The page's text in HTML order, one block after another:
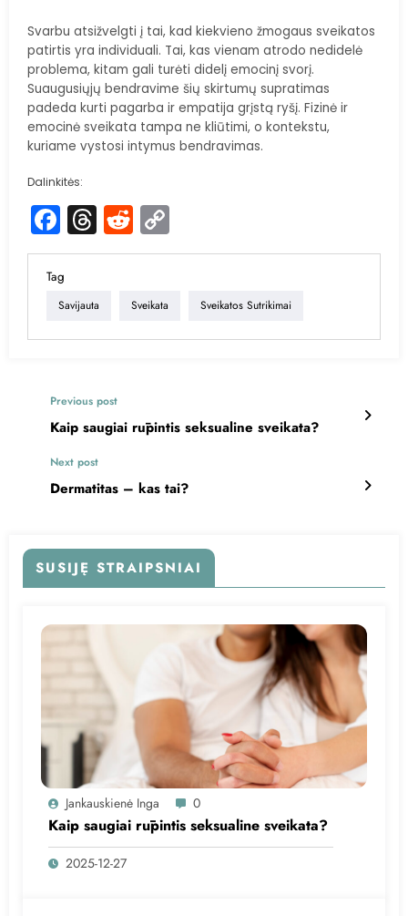
Svarbu atsižvelgti į tai, kad kiekvieno žmogaus sveikatos
patirtis yra individuali. Tai, kas vienam atrodo nedidelė
problema, kitam gali turėti didelį emocinį svorį.
Suaugusiųjų bendravime šių skirtumų supratimas
padeda kurti pagarba ir empatija grįstą ryšį. Fizinė ir
emocinė sveikata tampa ne kliūtimi, o kontekstu,
kuriame vystosi intymus bendravimas.
Dalinkitės:
Facebook
Threads
Reddit
Link
Tag
Savijauta Sveikata Sveikatos Sutrikimai
Previous post
Kaip saugiai rūpintis seksualine sveikata?
Next post
Dermatitas – kas tai?
SUSIJĘ STRAIPSNIAI
Jankauskienė Inga 0
Kaip saugiai rūpintis seksualine sveikata?
2025-12-27